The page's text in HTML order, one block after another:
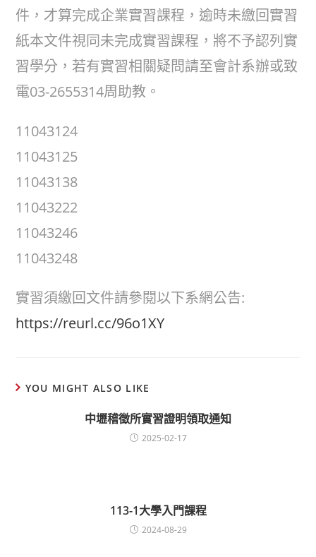
件，才算完成企業實習課程，逾時未繳回實習
紙本文件視同未完成實習課程，將不予認列實
習學分，若有實習相關疑問請至會計系辦或致
電03-2655314周助教。
11043124
11043125
11043138
11043222
11043246
11043248
實習須繳回文件請參閱以下系網公告:
https://reurl.cc/96o1XY
YOU MIGHT ALSO LIKE
中壢稽徵所實習證明領取通知
2025-02-17
113-1大學入門課程
2024-08-29